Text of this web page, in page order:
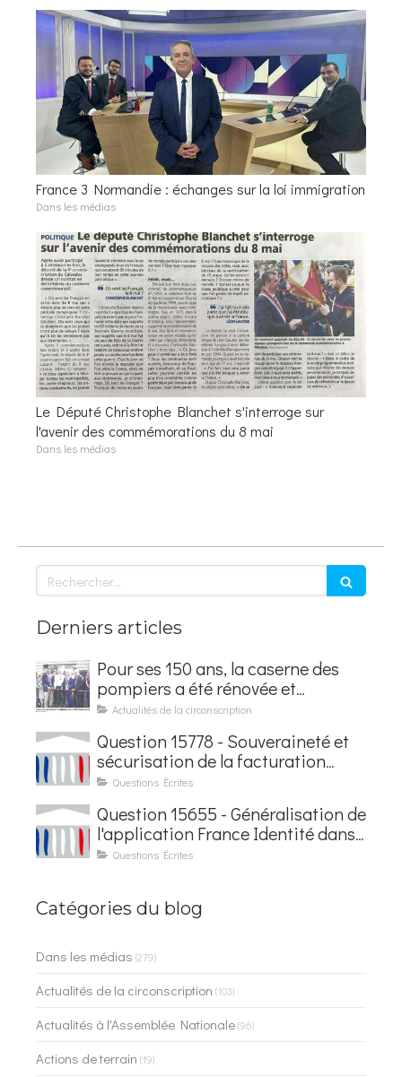
France 3 Normandie : échanges sur la loi immigration
Dans les médias
Le Député Christophe Blanchet s'interroge sur
l'avenir des commémorations du 8 mai
Dans les médias
Rechercher
Derniers articles
Pour ses 150 ans, la caserne des
pompiers a été rénovée et
baptisée au nom d'Hubert
Actualités de la circonscription
Question 15778 - Souveraineté et
sécurisation de la facturation
électronique
Questions Écrites
Question 15655 - Généralisation de
l'application France Identité dans
les contrôles du quotidien
Questions Écrites
Catégories du blog
Dans les médias (279)
Actualités de la circonscription (103)
Actualités à l'Assemblée Nationale(96)
Actions de terrain (19)